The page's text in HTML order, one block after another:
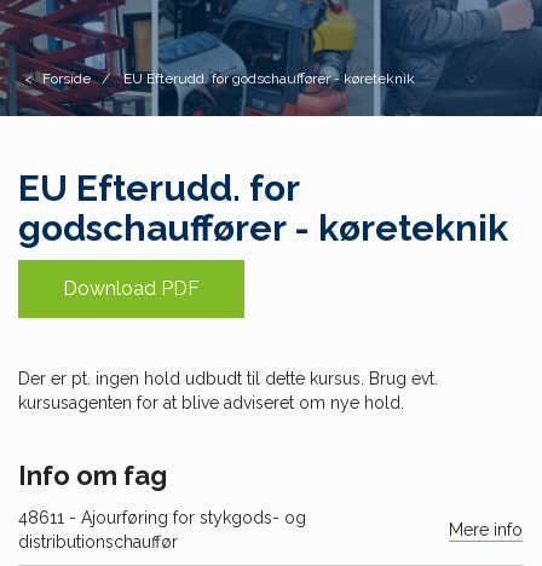
Forside EU Efterudd. for godschauffører - køreteknik
EU Efterudd. for
godschauffører - køreteknik
Download PDF
Der er pt. ingen hold udbudt til dette kursus. Brug evt.
kursusagenten for at blive adviseret om nye hold.
Info om fag
48611 - Ajourføring for stykgods- og
distributionschauffør
Mere info